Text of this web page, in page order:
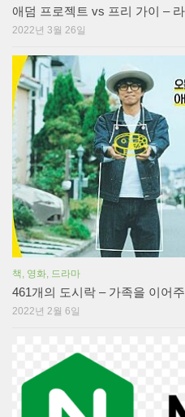
애덤 프로젝트 vs 프리 가이 –
2022년 3월 26일
책, 영화, 드라마
461개의 도시락 – 가족을 이어
2022년 2월 6일